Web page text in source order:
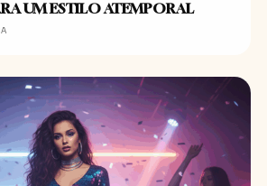
UM ESTILO ATEMPORAL